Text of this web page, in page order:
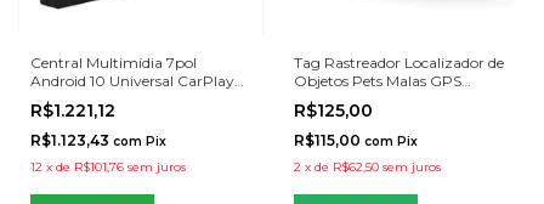
Central Multimídia 7pol
Android 10 Universal CarPlay
Android Auto Espelhamento
2GB 32GB
R$1.221,12
R$1.123,43 com Pix
12 x de R$101,76 sem juros
Tag Rastreador Localizador de
Objetos Pets Malas GPS
Faaftag
R$125,00
R$115,00 com Pix
2 x de R$62,50 sem juros